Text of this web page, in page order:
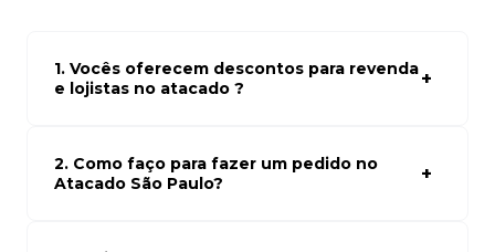
1. Vocês oferecem descontos para revenda
e lojistas no atacado ?
atacado empresas e compre com os melhores preços
para seu modelo de negócio
2. Como faço para fazer um pedido no
Atacado São Paulo?